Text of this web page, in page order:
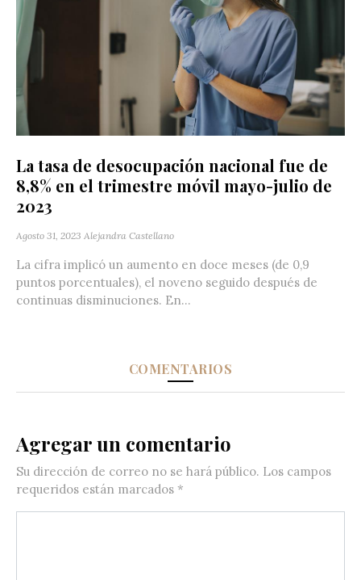
La tasa de desocupación nacional fue de
8,8% en el trimestre móvil mayo-julio de
2023
Agosto 31, 2023 Alejandra Castellano
La cifra implicó un aumento en doce meses (de 0,9
puntos porcentuales), el noveno seguido después de
continuas disminuciones. En...
COMENTARIOS
Agregar un comentario
Su dirección de correo no se hará público. Los campos
requeridos están marcados *